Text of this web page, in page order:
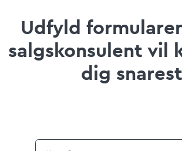
Udfyld
salgskonsulent vil
dig snarest